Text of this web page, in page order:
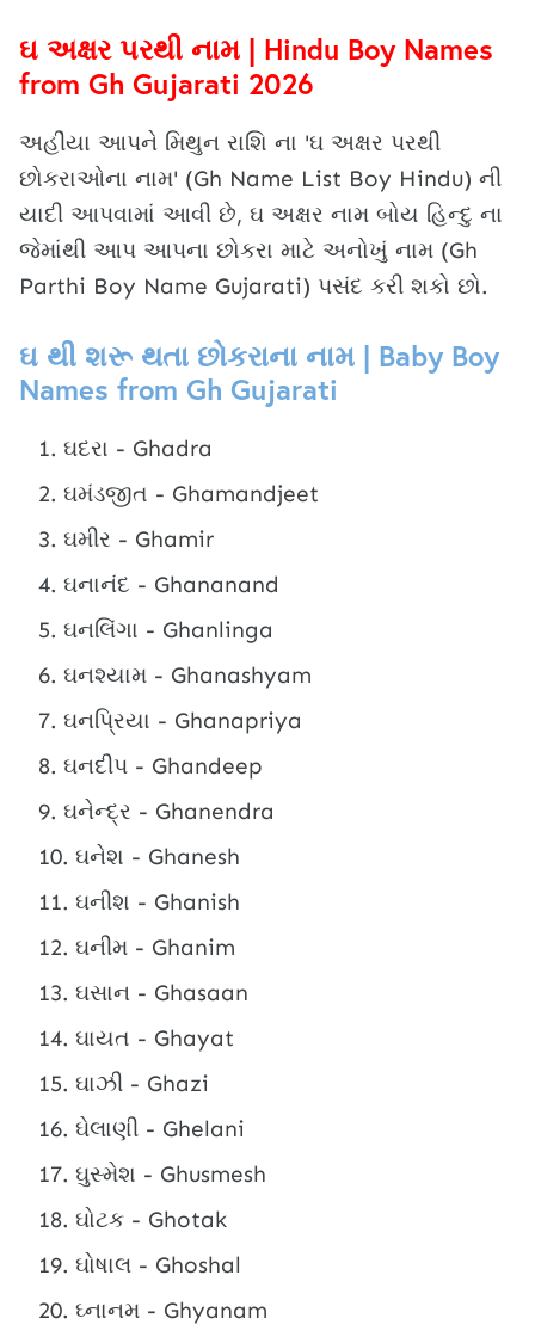
ઘ અક્ષર પરથી નામ | Hindu Boy Names
from Gh Gujarati 2026
અહીંયા આપને મિથુન રાશિ ના 'ઘ અક્ષર પરથી
છોકરાઓના નામ' (Gh Name List Boy Hindu) ની
યાદી આપવામાં આવી છે, ઘ અક્ષર નામ બોય હિન્દુ ના
જેમાંથી આપ આપના છોકરા માટે અનોખું નામ (Gh
Parthi Boy Name Gujarati) પસંદ કરી શકો છો.
ઘ થી શરૂ થતા છોકરાના નામ | Baby Boy
Names from Gh Gujarati
ઘદરા - Ghadra
ઘમંડજીત - Ghamandjeet
ઘમીર - Ghamir
ઘનાનંદ - Ghananand
ઘનલિંગા - Ghanlinga
ઘનશ્યામ - Ghanashyam
ઘનપ્રિયા - Ghanapriya
ઘનદીપ - Ghandeep
ઘનેન્દ્ર - Ghanendra
ઘનેશ - Ghanesh
ઘનીશ - Ghanish
ઘનીમ - Ghanim
ઘસાન - Ghasaan
ઘાયત - Ghayat
ઘાઝી - Ghazi
ઘેલાણી - Ghelani
ઘુસ્મેશ - Ghusmesh
ઘોટક - Ghotak
ઘોષાલ - Ghoshal
ઘ્નાનમ - Ghyanam